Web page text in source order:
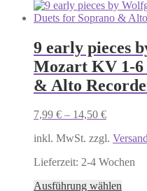
auf.
auf
der
9 early pieces
Mozart KV 1-6
& Alto
7,99 € – 14,50 €
inkl. MwSt. zzgl.
Lieferzeit: 2-4 Wochen
Ausführung wählen